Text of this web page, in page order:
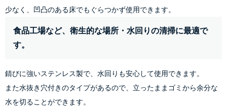
少なく、凹凸のある床でもぐらつかず使用できます。
食品工場など、衛生的な場所・水回りの清掃に最適で
す。
錆びに強いステンレス製で、水回りも安心して使用できます。
また水抜き穴付きのタイプがあるので、立ったままゴミから余分な
水を切ることができます。